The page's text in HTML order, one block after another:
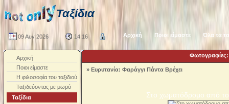
Ταξίδια
09 Αυγ 2026 14:16 Αρχική Ποιοι είμαστε Όλα τα
Αρχική
Ποιοι είμαστε
Η φιλοσοφία του ταξιδιού
Ταξιδεύοντας με μωρό
Ταξίδια
Φωτογραφίες:
» Ευρυτανία: Φαράγγι Πάντα Βρέχει
Στο χωματόδρομο από